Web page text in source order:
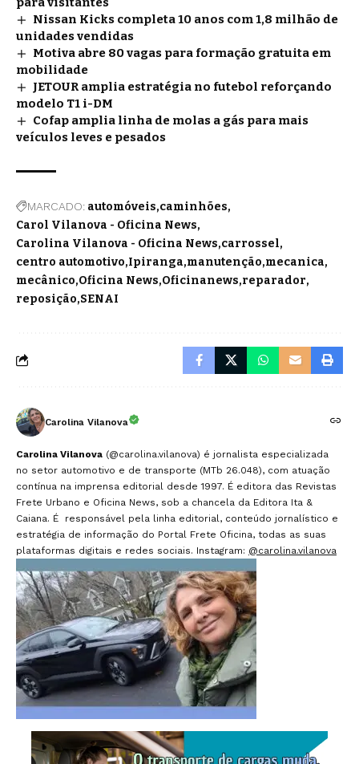
Nissan Kicks completa 10 anos com 1,8 milhão de
unidades vendidas
Motiva abre 80 vagas para formação gratuita em
mobilidade
JETOUR amplia estratégia no futebol reforçando
modelo T1 i-DM
Cofap amplia linha de molas a gás para mais
veículos leves e pesados
MARCADO: automóveis caminhões
Carol Vilanova - Oficina News
Carolina Vilanova - Oficina News carrossel
centro automotivo Ipiranga manutenção mecanica
mecânico Oficina News Oficinanews reparador
reposição SENAI
Carolina Vilanova
Carolina Vilanova (@carolina.vilanova) é jornalista especializada
no setor automotivo e de transporte (MTb 26.048), com atuação
contínua na imprensa editorial desde 1997. É editora das Revistas
Frete Urbano e Oficina News, sob a chancela da Editora Ita &
Caiana. É responsável pela linha editorial, conteúdo jornalístico e
estratégia de informação do Portal Frete Oficina, todas as suas
plataformas digitais e redes sociais. Instagram: @carolina.vilanova